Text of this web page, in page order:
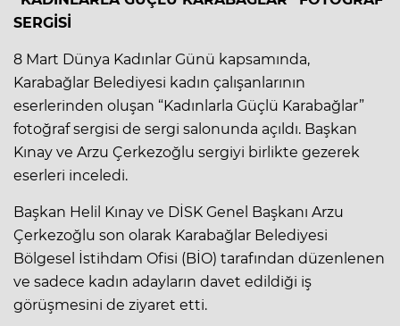
SERGİSİ
8 Mart Dünya Kadınlar Günü kapsamında,
Karabağlar Belediyesi kadın çalışanlarının
eserlerinden oluşan “Kadınlarla Güçlü Karabağlar”
fotoğraf sergisi de sergi salonunda açıldı. Başkan
Kınay ve Arzu Çerkezoğlu sergiyi birlikte gezerek
eserleri inceledi.
Başkan Helil Kınay ve DİSK Genel Başkanı Arzu
Çerkezoğlu son olarak Karabağlar Belediyesi
Bölgesel İstihdam Ofisi (BİO) tarafından düzenlenen
ve sadece kadın adayların davet edildiği iş
görüşmesini de ziyaret etti.